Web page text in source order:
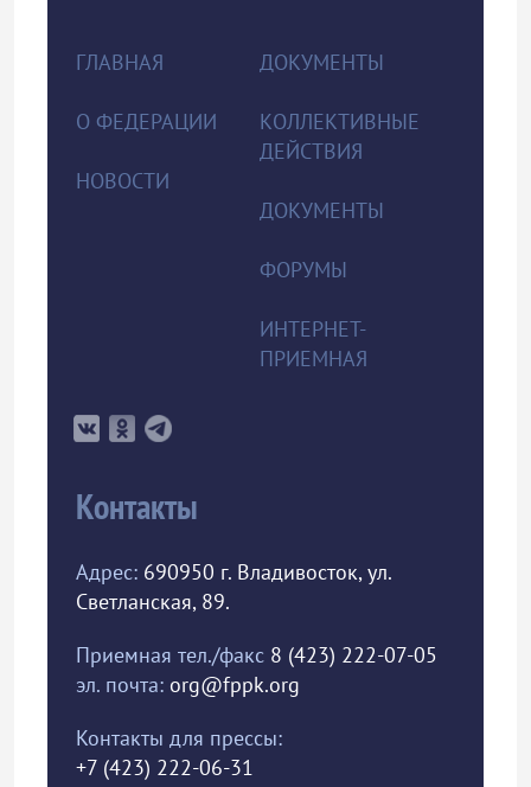
ГЛАВНАЯ
О ФЕДЕРАЦИИ
НОВОСТИ
ДОКУМЕНТЫ
КОЛЛЕКТИВНЫЕ
ДЕЙСТВИЯ
ДОКУМЕНТЫ
ФОРУМЫ
ИНТЕРНЕТ-
ПРИЕМНАЯ
Контакты
Адрес: 690950 г. Владивосток, ул.
Светланская, 89.
Приемная тел./факс 8 (423) 222-07-05
эл. почта: org@fppk.org
Контакты для прессы:
+7 (423) 222-06-31